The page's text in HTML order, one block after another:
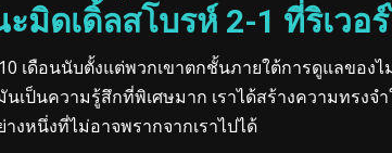
ะมิดเดิ้ลสโบรห์ 2-1 ที่ริเวอ
เดือนนับตั้งแต่พวกเขาตกชั้นภายใต้การดูแลขอ
เป็นความรู้สึกที่พิเศษมาก เราได้สร้างความทรงจ
งหนึ่งที่ไม่อาจพรากจากเราไปได้